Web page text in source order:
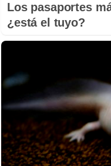
Los pasaportes
¿está el tuyo?